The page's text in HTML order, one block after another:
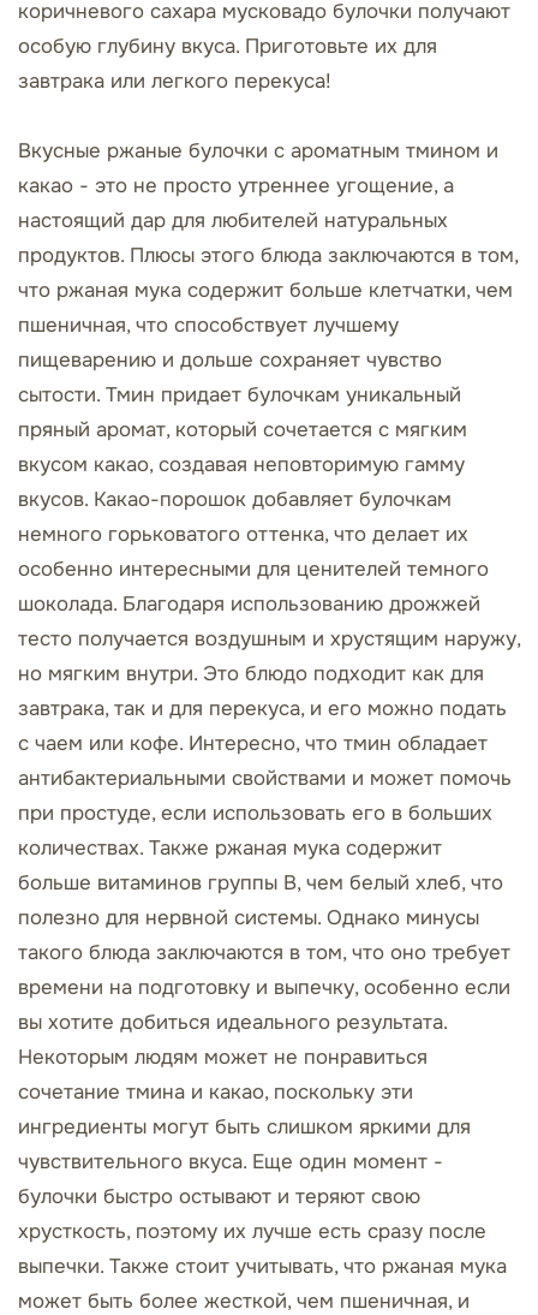
коричневого сахара мусковадо булочки получают
особую глубину вкуса. Приготовьте их для
завтрака или легкого перекуса!
Вкусные ржаные булочки с ароматным тмином и
какао - это не просто утреннее угощение, а
настоящий дар для любителей натуральных
продуктов. Плюсы этого блюда заключаются в том,
что ржаная мука содержит больше клетчатки, чем
пшеничная, что способствует лучшему
пищеварению и дольше сохраняет чувство
сытости. Тмин придает булочкам уникальный
пряный аромат, который сочетается с мягким
вкусом какао, создавая неповторимую гамму
вкусов. Какао-порошок добавляет булочкам
немного горьковатого оттенка, что делает их
особенно интересными для ценителей темного
шоколада. Благодаря использованию дрожжей
тесто получается воздушным и хрустящим наружу,
но мягким внутри. Это блюдо подходит как для
завтрака, так и для перекуса, и его можно подать
с чаем или кофе. Интересно, что тмин обладает
антибактериальными свойствами и может помочь
при простуде, если использовать его в больших
количествах. Также ржаная мука содержит
больше витаминов группы B, чем белый хлеб, что
полезно для нервной системы. Однако минусы
такого блюда заключаются в том, что оно требует
времени на подготовку и выпечку, особенно если
вы хотите добиться идеального результата.
Некоторым людям может не понравиться
сочетание тмина и какао, поскольку эти
ингредиенты могут быть слишком яркими для
чувствительного вкуса. Еще один момент -
булочки быстро остывают и теряют свою
хрусткость, поэтому их лучше есть сразу после
выпечки. Также стоит учитывать, что ржаная мука
может быть более жесткой, чем пшеничная, и